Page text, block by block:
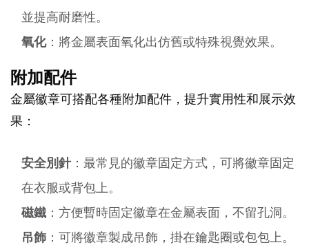
並提高耐磨性。
氧化：將金屬表面氧化出仿舊或特殊視覺效果。
附加配件
金屬徽章可搭配各種附加配件，提升實用性和展示效
果：
安全別針：最常見的徽章固定方式，可將徽章固定
在衣服或背包上。
磁鐵 ：方便暫時固定徽章在金屬表面，不留孔洞。
吊飾 ：可將徽章製成吊飾，掛在鑰匙圈或包包上。